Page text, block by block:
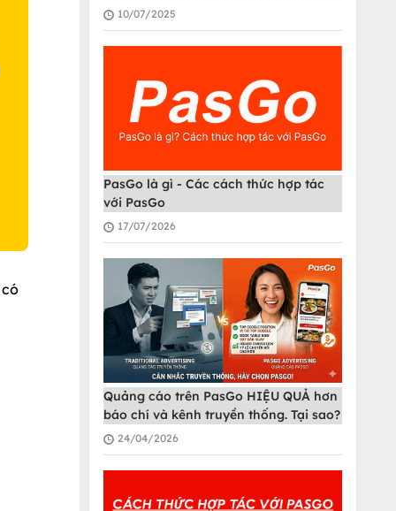
PasGo
10/07/2025
PasGo là gì - Các cách thức hợp tác
với PasGo
17/07/2026
Quảng cáo trên PasGo HIỆU QUẢ hơn
báo chí và kênh truyền thống. Tại sao?
24/04/2026